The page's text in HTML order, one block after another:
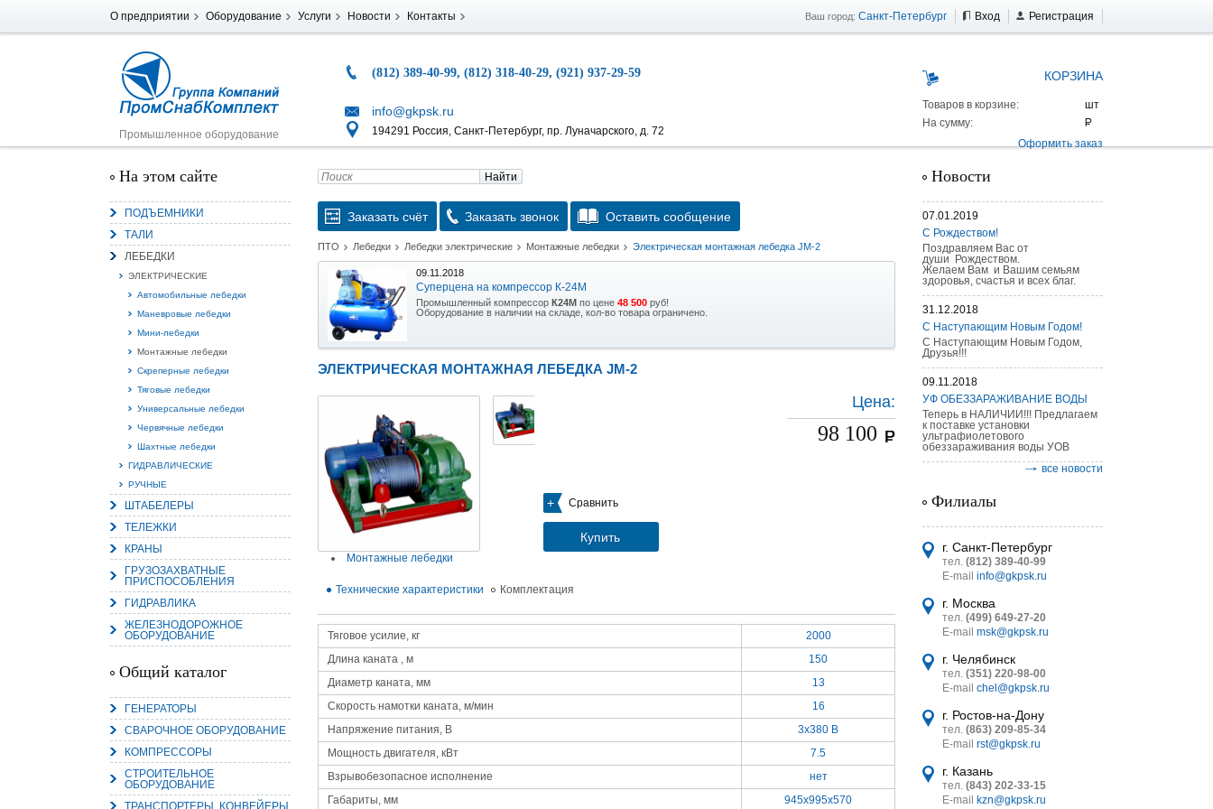
О предприятии Оборудование Услуги Новости Контакты Ваш город: Санкт-Петербург Вход Регистрация
Промышленное оборудование
(812) 389-40-99, (812) 318-40-29, (921) 937-29-59
info@gkpsk.ru
194291 Россия, Санкт-Петербург, пр. Луначарского, д. 72
КОРЗИНА
Товаров в корзине:
На сумму:
Оформить заказ
На этом сайте
ПОДЪЕМНИКИ
ТАЛИ
ЛЕБЕДКИ
ЭЛЕКТРИЧЕСКИЕ
Автомобильные лебедки
Маневровые лебедки
Мини-лебедки
Монтажные лебедки
Скреперные лебедки
Тяговые лебедки
Универсальные лебедки
Червячные лебедки
Шахтные лебедки
ГИДРАВЛИЧЕСКИЕ
РУЧНЫЕ
ШТАБЕЛЕРЫ
ТЕЛЕЖКИ
КРАНЫ
ГРУЗОЗАХВАТНЫЕ
ПРИСПОСОБЛЕНИЯ
ГИДРАВЛИКА
ЖЕЛЕЗНОДОРОЖНОЕ
ОБОРУДОВАНИЕ
Общий каталог
ГЕНЕРАТОРЫ
СВАРОЧНОЕ ОБОРУДОВАНИЕ
КОМПРЕССОРЫ
СТРОИТЕЛЬНОЕ
ОБОРУДОВАНИЕ
ТРАНСПОРТЕРЫ, КОНВЕЙЕРЫ
Найти
Заказать счёт Заказать звонок Оставить сообщение
ПТО Лебедки Лебедки электрические Монтажные лебедки Электрическая монтажная лебедка JM-2
09.11.2018
Суперцена на компрессор К-24М
Промышленный компрессор К24М по цене 48 500 руб!
Оборудование в наличии на складе, кол-во товара ограничено.
15.10.2018
Уникальная возможность приобрести (в наличии на складе) тележку гидравлическую AS 25 г/п
05.09.2018
Новое поступление на склад насосов
Насосы Calpeda в НАЛИЧИИ
https://www.1nasos.ru/vodosnabzhenie-otoplenie/calpeda-mxh-203e
15.01.2018
Ручные насосы НБУ без торговой наценки!
Поступление насосов НБУ 700-02 на склад в Спб. Купите сегодня по цене производителя!
Насос бочковой универсальный НБУ 700-02 предназначен для перекачивания пищевых растительных
масел из бочек и других емкостей и соответствует государственным санитарно-эпидемеологическим
правилам и нормам.
15.01.2018
Оборудование в наличии на складе!!! Цены фиксированы!
Акция на Пневмонагнетатель ТОПОЛЬ 300 ТРАНСМИКС и Растворосмеситель
Растворосмеситель СКАУТ MINI
Товар имеется в наличии на складе.
28.02.2017
Наклонный подъемник Minor Escalera по цене 2014 года
Оборудование в наличии на складе.
Стоимость 260 000 руб!
ЭЛЕКТРИЧЕСКАЯ МОНТАЖНАЯ ЛЕБЕДКА JM-2
Сравнить
Купить
Цена:
98 100
Монтажные лебедки
Технические характеристики Комплектация
Тяговое усилие, кг
2000
Длина каната , м
150
Диаметр каната, мм
13
Скорость намотки каната, м/мин
16
Напряжение питания, В
3x380 В
Мощность двигателя, кВт
7.5
Взрывобезопасное исполнение
нет
Габариты, мм
945x995x570
Новости
07.01.2019
С Рождеством!
Поздравляем Вас от
души Рождеством.
Желаем Вам и Вашим семьям
здоровья, счастья и всех благ.
31.12.2018
С Наступающим Новым Годом!
С Наступающим Новым Годом,
Друзья!!!
09.11.2018
УФ ОБЕЗЗАРАЖИВАНИЕ ВОДЫ
Теперь в НАЛИЧИИ!!! Предлагаем
к поставке установки
ультрафиолетового
обеззараживания воды УОВ
все новости
Филиалы
г. Санкт-Петербург
тел. (812) 389-40-99
E-mail info@gkpsk.ru
г. Москва
тел. (499) 649-27-20
E-mail msk@gkpsk.ru
г. Челябинск
тел. (351) 220-98-00
E-mail chel@gkpsk.ru
г. Ростов-на-Дону
тел. (863) 209-85-34
E-mail rst@gkpsk.ru
г. Казань
тел. (843) 202-33-15
E-mail
kzn@gkpsk.ru